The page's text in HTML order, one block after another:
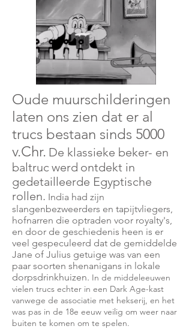
Oude muurschilderingen
laten ons zien dat er al
trucs bestaan sinds 5000
v.Chr. De klassieke beker- en
baltruc werd ontdekt in
gedetailleerde Egyptische
rollen. India had zijn
slangenbezweerders en tapijtvliegers,
hofnarren die optraden voor royalty's,
en door de geschiedenis heen is er
veel gespeculeerd dat de gemiddelde
Jane of Julius getuige was van een
paar soorten shenanigans in lokale
dorpsdrinkhuizen. In de middeleeuwen
vielen trucs echter in een Dark Age-kast
vanwege de associatie met hekserij, en het
was pas in de 18e eeuw veilig om weer naar
buiten te komen om te spelen.